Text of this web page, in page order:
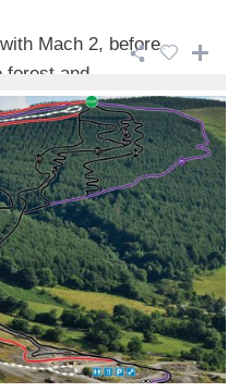
Mach 2, before
and ...